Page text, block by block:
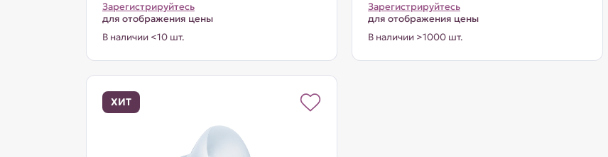
Зарегистрируйтесь
для отображения цены
В наличии <10 шт.
Зарегистрируйтесь
для отображения цены
В наличии >1000 шт.
ХИТ